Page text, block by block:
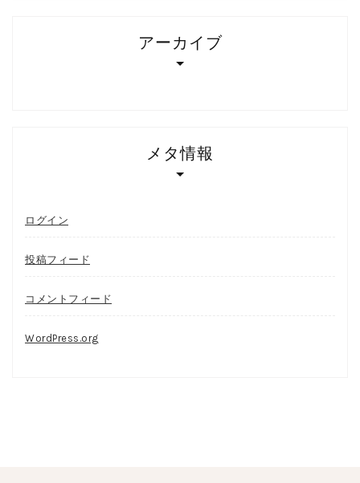
アーカイブ
メタ情報
ログイン
投稿フィード
コメントフィード
WordPress.org